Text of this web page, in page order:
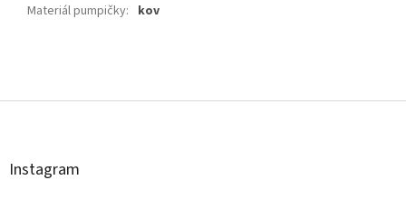
Materiál pumpičky: kov
á
Instagram